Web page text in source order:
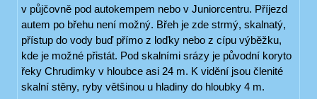
v půjčovně pod autokempem nebo v Juniorcentru. Příjezd
autem po břehu není možný. Břeh je zde strmý, skalnatý,
přístup do vody buď přímo z loďky nebo z cípu výběžku,
kde je možné přistát. Pod skalními srázy je původní koryto
řeky Chrudimky v hloubce asi 24 m. K vidění jsou členité
skalní stěny, ryby většinou u hladiny do hloubky 4 m.